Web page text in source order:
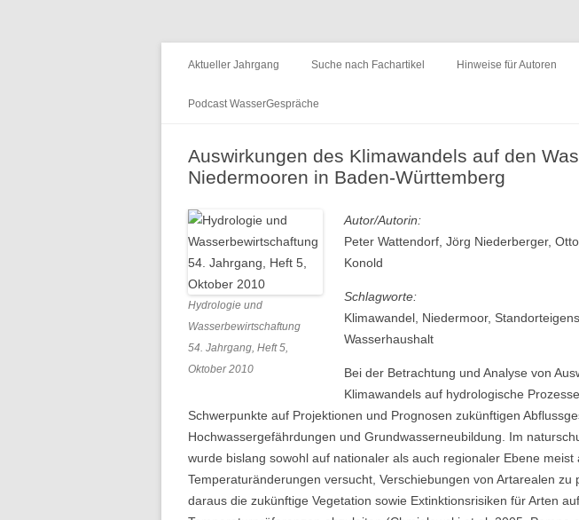
HyWa
Aktueller Jahrgang Suche nach Fachartikel Hinweise für Autoren
Podcast WasserGespräche
Folge 14 – Aueninstitut
Folge 13 – Niedrigwasser & die
Informationsplattform UNDINE
Folge 12 – International Centre for
Water Resources and Global
Change
Folge 11 – Institut für
Seenforschung, ISF
Folge 9 – Internationale Kommission
zum Schutz des Rheins
Auswirkungen des Klimawandels auf den
Niedermooren in Baden-Württemberg
Hydrologie und
Wasserbewirtschaftung
54. Jahrgang, Heft 5,
Oktober 2010
Autor/Autorin:
Peter Wattendorf, Jörg Niederberger,
Konold
Schlagworte:
Klimawandel, Niedermoor,
Wasserhaushalt
Bei der Betrachtung und Analyse von
Klimawandels auf hydrologische
Schwerpunkte auf Projektionen und Prognosen zukünftigen
Hochwassergefährdungen und Grundwasserneubildung. Im
wurde bislang sowohl auf nationaler als auch regionaler Ebene meist
Temperaturänderungen versucht, Verschiebungen von Artarealen zu
daraus die zukünftige Vegetation sowie Extinktionsrisiken für Arten